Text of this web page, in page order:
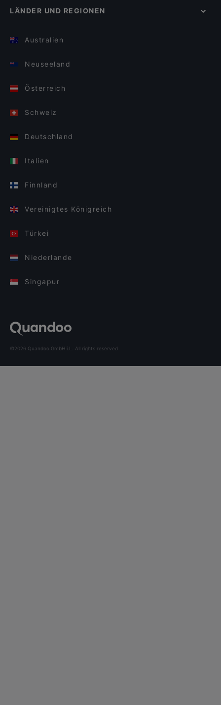
LÄNDER UND REGIONEN
Australien
Neuseeland
Österreich
Schweiz
Deutschland
Italien
Finnland
Vereinigtes Königreich
Türkei
Niederlande
Singapur
©2026 Quandoo GmbH i.L. All rights reserved